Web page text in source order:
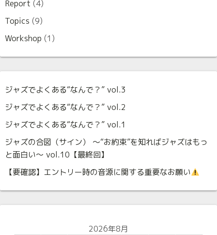
Report (4)
Topics (9)
Workshop (1)
ジャズでよくある“なんで？” vol.3
ジャズでよくある“なんで？” vol.2
ジャズでよくある“なんで？” vol.1
ジャズの合図（サイン） 〜“お約束”を知ればジャズはもっ
と面白い〜 vol.10【最終回】
【要確認】エントリー時の音源に関する重要なお願い
2026年8月